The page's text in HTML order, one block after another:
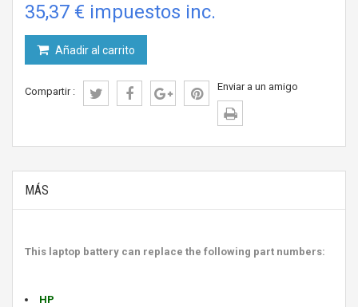
35,37 € impuestos inc.
Añadir al carrito
Compartir : Enviar a un amigo
MÁS
This laptop battery can replace the following part numbers:
HP